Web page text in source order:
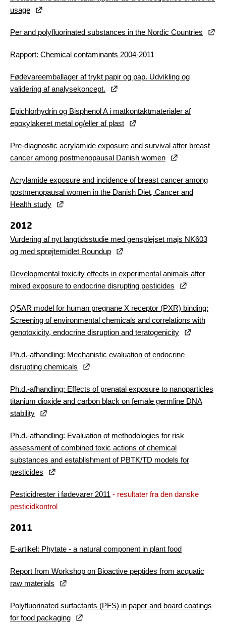
usage
Per and polyfluorinated substances in the Nordic Countries
Rapport: Chemical contaminants 2004-2011
Fødevareemballager af trykt papir og pap. Udvikling og
validering af analysekoncept.
Epichlorhydrin og Bisphenol A i matkontaktmaterialer af
epoxylakeret metal og/eller af plast
Pre-diagnostic acrylamide exposure and survival after breast
cancer among postmenopausal Danish women
Acrylamide exposure and incidence of breast cancer among
postmenopausal women in the Danish Diet, Cancer and
Health study
2012
Vurdering af nyt langtidsstudie med gensplejset majs NK603
og med sprøjtemidlet Roundup
Developmental toxicity effects in experimental animals after
mixed exposure to endocrine disrupting pesticides
QSAR model for human pregnane X receptor (PXR) binding:
Screening of environmental chemicals and correlations with
genotoxicity, endocrine disruption and teratogenicity
Ph.d.-afhandling: Mechanistic evaluation of endocrine
disrupting chemicals
Ph.d.-afhandling: Effects of prenatal exposure to nanoparticles
titanium dioxide and carbon black on female germline DNA
stability
Ph.d.-afhandling: Evaluation of methodologies for risk
assessment of combined toxic actions of chemical
substances and establishment of PBTK/TD models for
pesticides
Pesticidrester i fødevarer 2011 - resultater fra den danske
pesticidkontrol
2011
E-artikel: Phytate - a natural component in plant food
Report from Workshop on Bioactive peptides from acquatic
raw materials
Polyfluorinated surfactants (PFS) in paper and board coatings
for food packaging